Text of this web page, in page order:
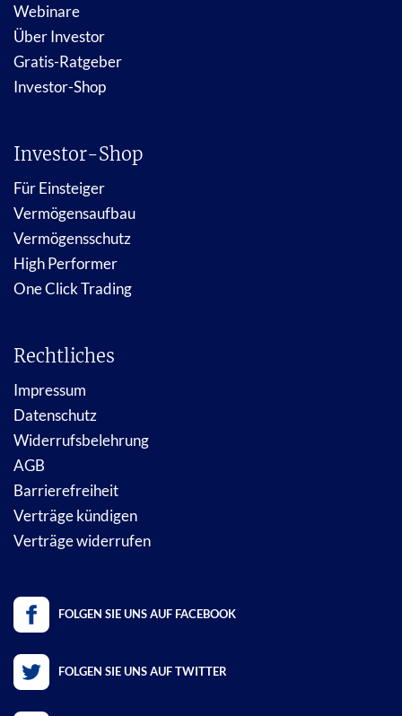
Webinare
Über Investor
Gratis-Ratgeber
Investor-Shop
Investor-Shop
Für Einsteiger
Vermögensaufbau
Vermögensschutz
High Performer
One Click Trading
Rechtliches
Impressum
Datenschutz
Widerrufsbelehrung
AGB
Barrierefreiheit
Verträge kündigen
Verträge widerrufen
FOLGEN SIE UNS AUF FACEBOOK
FOLGEN SIE UNS AUF TWITTER